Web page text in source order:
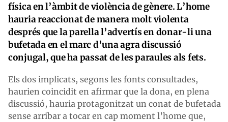
física en l’àmbit de violència de gènere. L’home
hauria reaccionat de manera molt violenta
després que la parella l’advertís en donar-li una
bufetada en el marc d’una agra discussió
conjugal, que ha passat de les paraules als fets.
Els dos implicats, segons les fonts consultades,
haurien coincidit en afirmar que la dona, en plena
discussió, hauria protagonitzat un conat de bufetada
sense arribar a tocar en cap moment l’home que,